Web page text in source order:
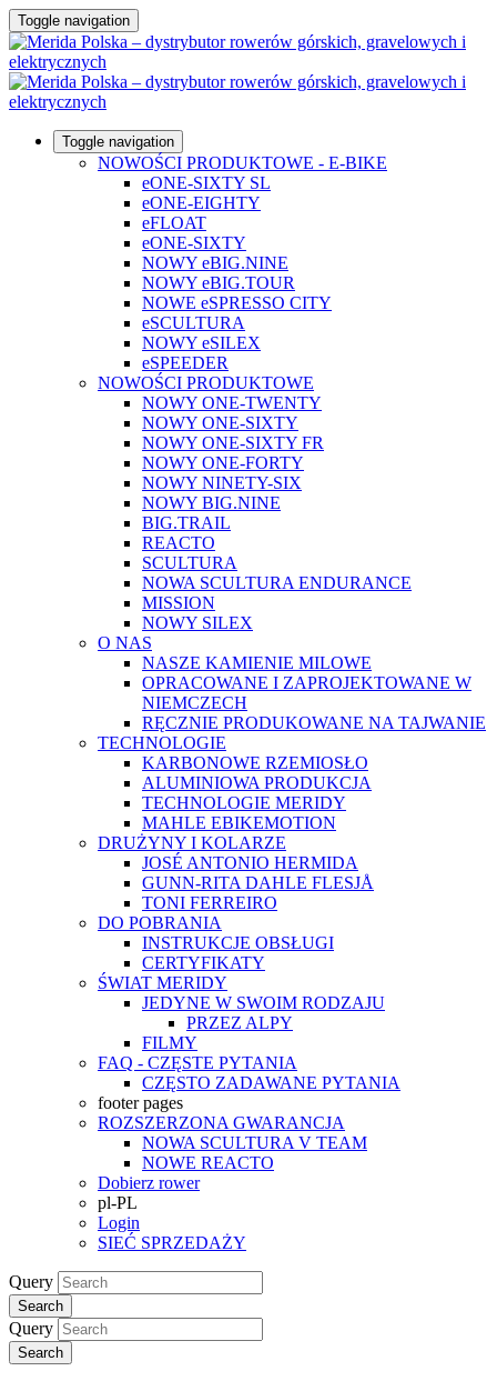
Toggle navigation
Toggle navigation
NOWOŚCI PRODUKTOWE - E-BIKE
eONE-SIXTY SL
eONE-EIGHTY
eFLOAT
eONE-SIXTY
NOWY eBIG.NINE
NOWY eBIG.TOUR
NOWE eSPRESSO CITY
eSCULTURA
NOWY eSILEX
eSPEEDER
NOWOŚCI PRODUKTOWE
NOWY ONE-TWENTY
NOWY ONE-SIXTY
NOWY ONE-SIXTY FR
NOWY ONE-FORTY
NOWY NINETY-SIX
NOWY BIG.NINE
BIG.TRAIL
REACTO
SCULTURA
NOWA SCULTURA ENDURANCE
MISSION
NOWY SILEX
O NAS
NASZE KAMIENIE MILOWE
OPRACOWANE I ZAPROJEKTOWANE W
NIEMCZECH
RĘCZNIE PRODUKOWANE NA TAJWANIE
TECHNOLOGIE
KARBONOWE RZEMIOSŁO
ALUMINIOWA PRODUKCJA
TECHNOLOGIE MERIDY
MAHLE EBIKEMOTION
DRUŻYNY I KOLARZE
JOSÉ ANTONIO HERMIDA
GUNN-RITA DAHLE FLESJÅ
TONI FERREIRO
DO POBRANIA
INSTRUKCJE OBSŁUGI
CERTYFIKATY
ŚWIAT MERIDY
JEDYNE W SWOIM RODZAJU
PRZEZ ALPY
FILMY
FAQ - CZĘSTE PYTANIA
CZĘSTO ZADAWANE PYTANIA
footer pages
ROZSZERZONA GWARANCJA
NOWA SCULTURA V TEAM
NOWE REACTO
Dobierz rower
pl-PL
Login
SIEĆ SPRZEDAŻY
Query
Search
Query
Search